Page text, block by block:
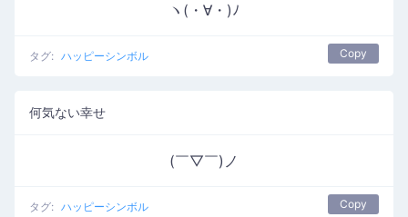
ヽ(・∀・)ﾉ
タグ: ハッピーシンボル Copy
何気ない幸せ
(￣▽￣)ノ
タグ: ハッピーシンボル Copy